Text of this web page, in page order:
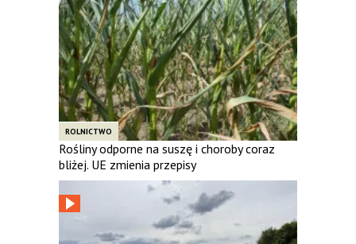
ROLNICTWO
Rośliny odporne na suszę i choroby coraz
bliżej. UE zmienia przepisy